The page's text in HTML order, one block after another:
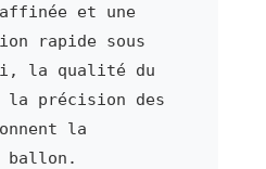
et une
rapide sous
la qualité du
la précision des
la
ballon.